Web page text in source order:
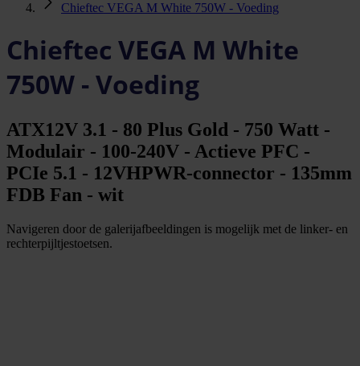
Chieftec VEGA M White 750W - Voeding
Chieftec VEGA M White
750W - Voeding
ATX12V 3.1 - 80 Plus Gold - 750 Watt -
Modulair - 100-240V - Actieve PFC -
PCIe 5.1 - 12VHPWR-connector - 135mm
FDB Fan - wit
Navigeren door de galerijafbeeldingen is mogelijk met de linker- en
rechterpijltjestoetsen.